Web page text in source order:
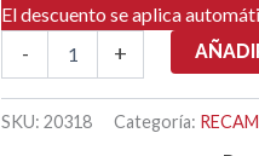
El descuento se aplica
-
RECAMBIO
Ø
+
SKU: 20318 Categoría: